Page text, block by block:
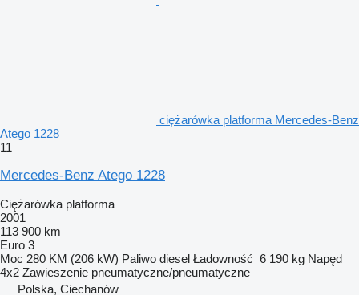
ciężarówka platforma Mercedes-Benz
Atego 1228
11
Mercedes-Benz Atego 1228
Ciężarówka platforma
2001
113 900 km
Euro 3
Moc 280 KM (206 kW) Paliwo diesel Ładowność 6 190 kg Napęd
4x2 Zawieszenie pneumatyczne/pneumatyczne
Polska, Ciechanów